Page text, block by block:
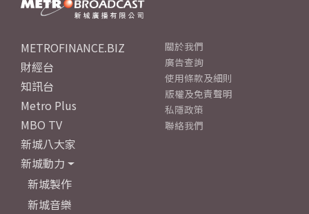
METROFINANCE.BIZ
財經台
知訊台
Metro Plus
MBO TV
新城八大家
新城動力
新城製作
新城音樂
關於我們
廣告查詢
使用條款及細則
版權及免責聲明
私隱政策
聯絡我們